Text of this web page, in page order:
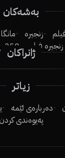
بەشەکان
زنجیرە مانگا
زنجیرە فیلم
250ـی مێژوو
ژانراکان
زیاتر
دەربارەی ئێمە
پەیوەندی کردن